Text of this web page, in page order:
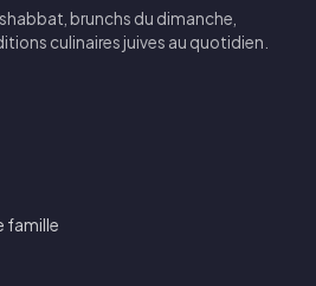
brunchs du dimanche,
culinaires juives au quotidien.
famille